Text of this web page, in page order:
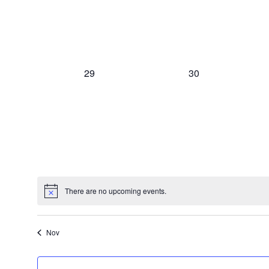
0
29
0
30
There are no upcoming events.
Nov